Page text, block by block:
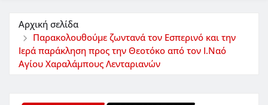
Αρχική σελίδα
Παρακολουθούμε ζωντανά τον Εσπερινό και την
Ιερά παράκληση προς την Θεοτόκο από τον Ι.Ναό
Αγίου Χαραλάμπους Λενταριανών